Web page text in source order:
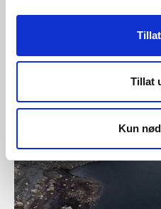
Tillat
Kun